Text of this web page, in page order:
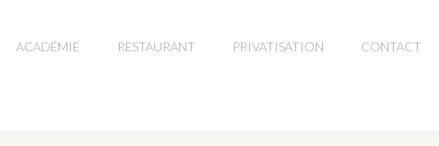
ACADÉMIE RESTAURANT PRIVATISATION CONTACT